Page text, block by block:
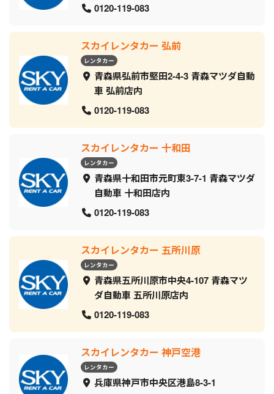
0120-119-083
スカイレンタカー 弘前
レンタカー
青森県弘前市堅田2-4-3 青森マツダ自動
車 弘前店内
0120-119-083
スカイレンタカー 十和田
レンタカー
青森県十和田市元町東3-7-1 青森マツダ
自動車 十和田店内
0120-119-083
スカイレンタカー 五所川原
レンタカー
青森県五所川原市中央4-107 青森マツ
ダ自動車 五所川原店内
0120-119-083
スカイレンタカー 神戸空港
レンタカー
兵庫県神戸市中央区港島8-3-1